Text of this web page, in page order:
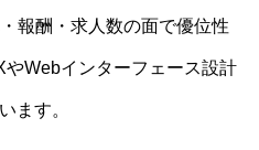
報酬・求人数の面で優位性
Webインターフェース設計
ます。